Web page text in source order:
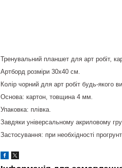
Тренувальний планшет для арт робіт,
Артборд розміри 30х40 см.
Колір чорний для арт робіт будь-якого
Основа: картон, товщина 4 мм.
Упаковка: плівка.
Завдяки універсальному акриловому
Застосування: при необхідності